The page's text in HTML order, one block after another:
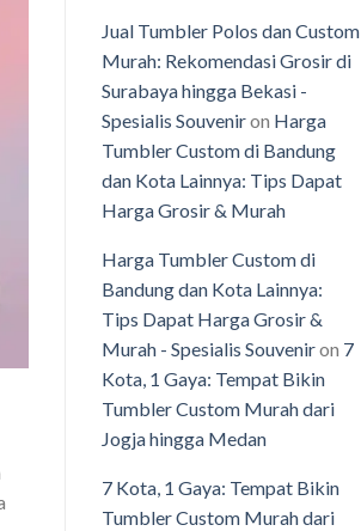
Jual Tumbler Polos dan Custom
Murah: Rekomendasi Grosir di
Surabaya hingga Bekasi -
Spesialis Souveniron Harga
Tumbler Custom di Bandung
dan Kota Lainnya: Tips Dapat
Harga Grosir & Murah
Harga Tumbler Custom di
Bandung dan Kota Lainnya:
Tips Dapat Harga Grosir &
Murah - Spesialis Souveniron 7
Kota, 1 Gaya: Tempat Bikin
Tumbler Custom Murah dari
Jogja hingga Medan
7 Kota, 1 Gaya: Tempat Bikin
Tumbler Custom Murah dari